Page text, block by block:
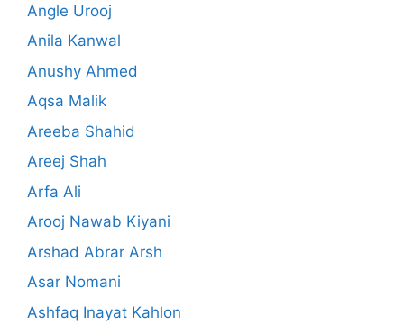
Angle Urooj
Anila Kanwal
Anushy Ahmed
Aqsa Malik
Areeba Shahid
Areej Shah
Arfa Ali
Arooj Nawab Kiyani
Arshad Abrar Arsh
Asar Nomani
Ashfaq Inayat Kahlon